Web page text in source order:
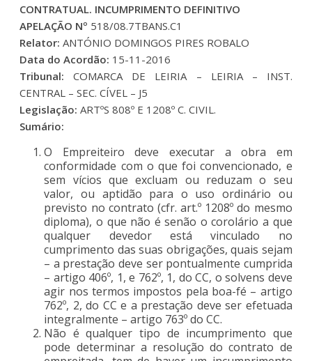
CONTRATUAL. INCUMPRIMENTO DEFINITIVO
APELAÇÃO Nº 518/08.7TBANS.C1
Relator:ANTÓNIO DOMINGOS PIRES ROBALO
Data do Acordão: 15-11-2016
Tribunal:COMARCA DE LEIRIA – LEIRIA – INST.
CENTRAL – SEC. CÍVEL – J5
Legislação:ARTºS 808º E 1208º C. CIVIL.
Sumário:
O Empreiteiro deve executar a obra em
conformidade com o que foi convencionado, e
sem vícios que excluam ou reduzam o seu
valor, ou aptidão para o uso ordinário ou
previsto no contrato (cfr. art.º 1208º do mesmo
diploma), o que não é senão o corolário a que
qualquer devedor está vinculado no
cumprimento das suas obrigações, quais sejam
– a prestação deve ser pontualmente cumprida
– artigo 406º, 1, e 762º, 1, do CC, o solvens deve
agir nos termos impostos pela boa-fé – artigo
762º, 2, do CC e a prestação deve ser efetuada
integralmente – artigo 763º do CC.
Não é qualquer tipo de incumprimento que
pode determinar a resolução do contrato de